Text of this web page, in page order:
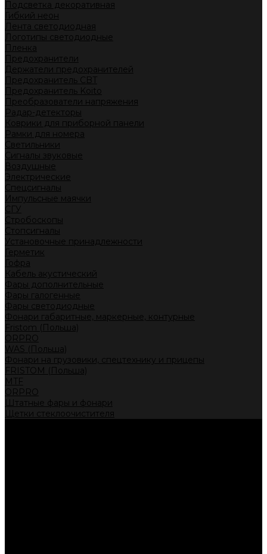
Подсветка декоративная
Гибкий неон
Лента светодиодная
Логотипы светодиодные
Пленка
Предохранители
Держатели предохранителей
Предохранитель CBT
Предохранитель Koito
Преобразователи напряжения
Радар-детекторы
Коврики для приборной панели
Рамки для номера
Светильники
Сигналы звуковые
Воздушные
Электрические
Спецсигналы
Импульсные маячки
СГУ
Стробоскопы
Стопсигналы
Установочные принадлежности
Герметик
Гофра
Кабель акустический
Фары дополнительные
Фары галогенные
Фары светодиодные
Фонари габаритные, маркерные, контурные
Fristom (Польша)
ORPRO
WAS (Польша)
Фонари на грузовики, спецтехнику и прицепы
FRISTOM (Польша)
MTF
ORPRO
Штатные фары и фонари
Щетки стеклоочистителя